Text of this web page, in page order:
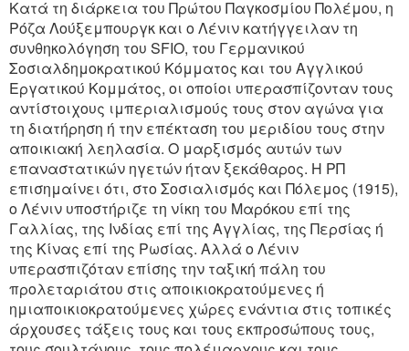
Κατά τη διάρκεια του Πρώτου Παγκοσμίου Πολέμου, η
Ρόζα Λούξεμπουργκ και ο Λένιν κατήγγειλαν τη
συνθηκολόγηση του SFIO, του Γερμανικού
Σοσιαλδημοκρατικού Κόμματος και του Αγγλικού
Εργατικού Κομμάτος, οι οποίοι υπερασπίζονταν τους
αντίστοιχους ιμπεριαλισμούς τους στον αγώνα για
τη διατήρηση ή την επέκταση του μεριδίου τους στην
αποικιακή λεηλασία. Ο μαρξισμός αυτών των
επαναστατικών ηγετών ήταν ξεκάθαρος. Η ΡΠ
επισημαίνει ότι, στο Σοσιαλισμός και Πόλεμος (1915),
ο Λένιν υποστήριζε τη νίκη του Μαρόκου επί της
Γαλλίας, της Ινδίας επί της Αγγλίας, της Περσίας ή
της Κίνας επί της Ρωσίας. Αλλά ο Λένιν
υπερασπιζόταν επίσης την ταξική πάλη του
προλεταριάτου στις αποικιοκρατούμενες ή
ημιαποικιοκρατούμενες χώρες ενάντια στις τοπικές
άρχουσες τάξεις τους και τους εκπροσώπους τους,